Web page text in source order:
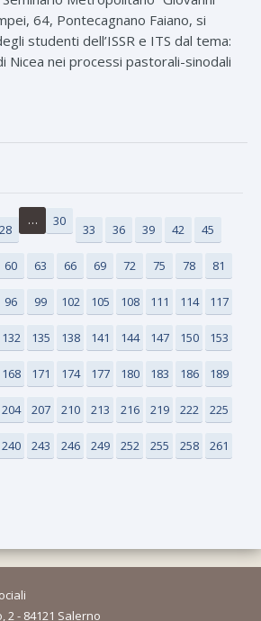
64, Pontecagnano Faiano, si
studenti dell’ISSR e ITS dal tema:
Nicea nei processi pastorali-sinodali
28
… 30
33 36 39 42 45
60 63 66 69 72 75 78 81
96 99 102 105 108 111 114 117
132 135 138 141 144 147 150 153
168 171 174 177 180 183 186 189
204 207 210 213 216 219 222 225
240 243 246 249 252 255 258 261
2 - 84121 Salerno